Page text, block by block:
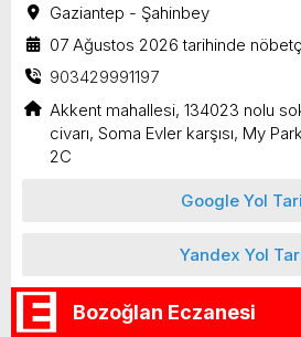
Gaziantep - Şahinbey
07 Ağustos 2026 tarihinde
903429991197
Akkent mahallesi, 134023 nolu
civarı, Soma Evler karşısı, My
2C
Google Yol
Yandex Yol
Bozoğlan Eczanesi